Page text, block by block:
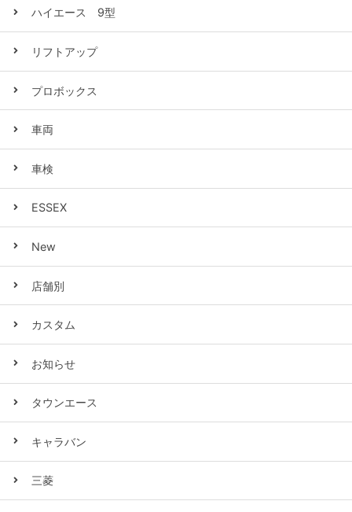
ハイエース 9型
リフトアップ
プロボックス
車両
車検
ESSEX
New
店舗別
カスタム
お知らせ
タウンエース
キャラバン
三菱